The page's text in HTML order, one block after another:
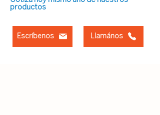
productos
Escríbenos Llamános